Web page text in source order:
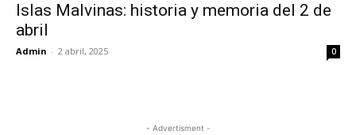
Islas Malvinas: historia y memoria del 2 de
abril
Admin - 2 abril, 2025 0
- Advertisment -